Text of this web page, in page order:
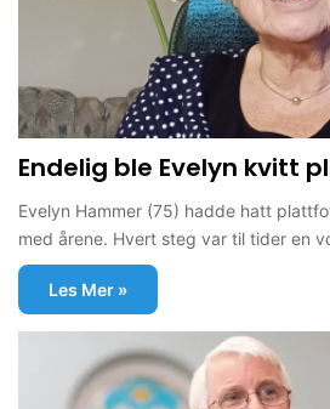
Endelig ble Evelyn kvitt
Evelyn Hammer (75) hadde hatt
med årene. Hvert steg var til tider en
Les Mer »